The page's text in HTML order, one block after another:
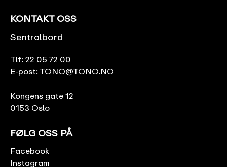
KONTAKT OSS
Sentralbord
Tlf: 22 05 72 00
E-post: TONO@TONO.NO
Kongens gate 12
0153 Oslo
FØLG OSS PÅ
Facebook
Instagram